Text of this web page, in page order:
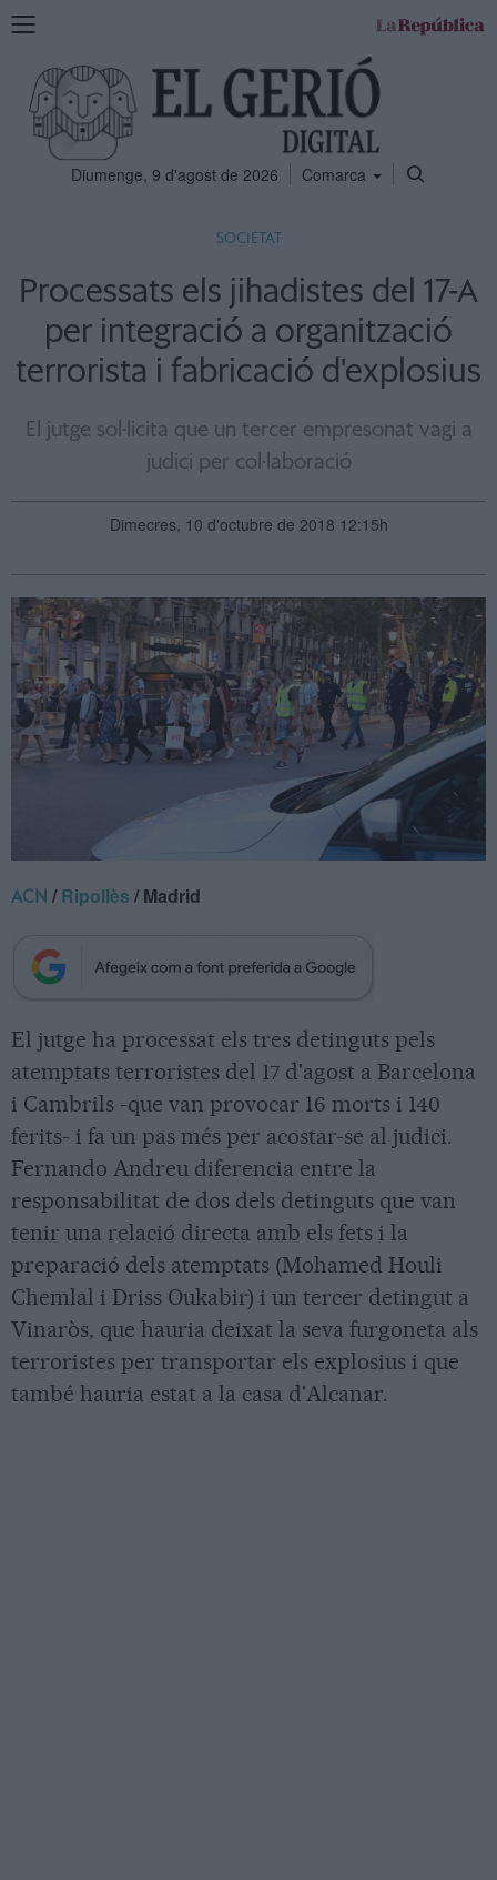
Mostra
navegació
Diumenge, 9 d'agost de 2026 Comarca
SOCIETAT
Processats els jihadistes del 17-A
per integració a organització
terrorista i fabricació d'explosius
El jutge sol·licita que un tercer empresonat vagi a
judici per col·laboració
Dimecres, 10 d'octubre de 2018 12:15h
ACN /Ripollès / Madrid
El jutge ha processat els tres detinguts pels
atemptats terroristes del 17 d'agost a Barcelona
i Cambrils -que van provocar 16 morts i 140
ferits- i fa un pas més per acostar-se al judici.
Fernando Andreu diferencia entre la
responsabilitat de dos dels detinguts que van
tenir una relació directa amb els fets i la
preparació dels atemptats (Mohamed Houli
Chemlal i Driss Oukabir) i un tercer detingut a
Vinaròs, que hauria deixat la seva furgoneta als
terroristes per transportar els explosius i que
també hauria estat a la casa d'Alcanar.